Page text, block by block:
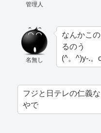
管理人
名無し
なんかこ
るのう
(^。^)y-.。
フジと日テレの仁義
やで